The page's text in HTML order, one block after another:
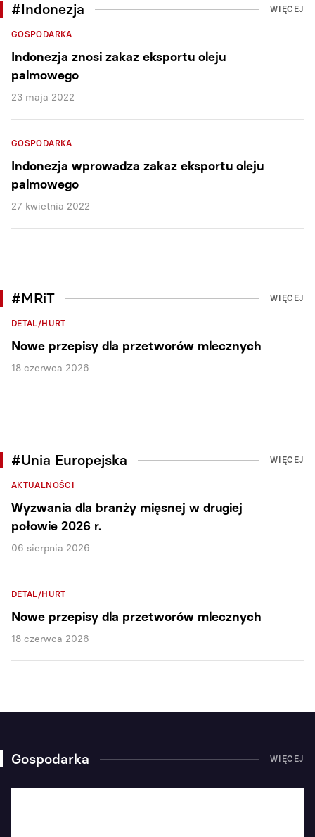
#Indonezja WIĘCEJ
GOSPODARKA
Indonezja znosi zakaz eksportu oleju
palmowego
23 maja 2022
GOSPODARKA
Indonezja wprowadza zakaz eksportu oleju
palmowego
27 kwietnia 2022
#MRiT WIĘCEJ
DETAL/HURT
Nowe przepisy dla przetworów mlecznych
18 czerwca 2026
#Unia Europejska WIĘCEJ
AKTUALNOŚCI
Wyzwania dla branży mięsnej w drugiej
połowie 2026 r.
06 sierpnia 2026
DETAL/HURT
Nowe przepisy dla przetworów mlecznych
18 czerwca 2026
Gospodarka WIĘCEJ